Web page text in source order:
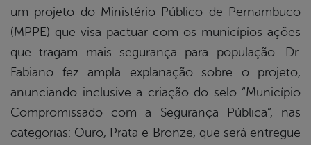
um projeto do Ministério Público de Pernambuco
(MPPE) que visa pactuar com os municípios ações
que tragam mais segurança para população. Dr.
Fabiano fez ampla explanação sobre o projeto,
anunciando inclusive a criação do selo “Município
Compromissado com a Segurança Pública”, nas
categorias: Ouro, Prata e Bronze, que será entregue